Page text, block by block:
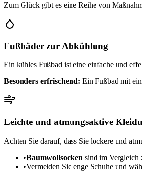
Zum Glück gibt es eine Reihe von
Fußbäder zur Abkühlung
Ein kühles Fußbad ist eine einfache und
Besonders erfrischend: Ein Fußbad mit
Leichte und atmungsaktive
Achten Sie darauf, dass Sie lockere und
•Baumwollsocken sind im Vergleich
•Vermeiden Sie enge Schuhe und